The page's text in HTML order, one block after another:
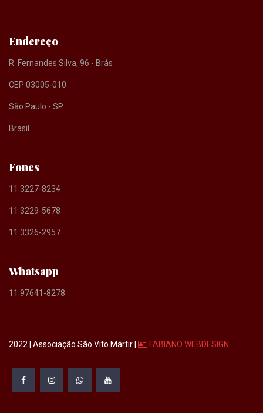
Endereço
R. Fernandes Silva, 96 - Brás
CEP 03005-010
São Paulo - SP
Brasil
Fones
11 3227-8234
11 3229-5678
11 3326-2957
Whatsapp
11 97641-8278
2022 | Associação São Vito Mártir | FABIANO WEBDESIGN